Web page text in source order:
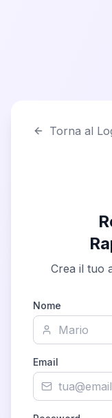
Torna al
Crea il tuo
Nome
Email